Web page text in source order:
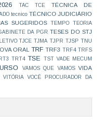
TAC TCE
TÉCNICA DE
tecnico TÉCNICO JUDICIÁRIO
SUGERIDOS TEMPO
TEORIA
DA PGR TESES DO STJ
TJCE TJMA TJPR TJSP TNU
ORAL TRF TRF3 TRF4 TRFS
TRT4 TSE TST VADE MECUM
VAMOS QUE VAMOS VIDA
VITÓRIA
VOCÊ PROCURADOR DA